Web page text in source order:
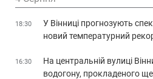
18:30
У Вінниці прогнозують
новий температурний
16:30
На центральній вулиці
водогону, прокладеного